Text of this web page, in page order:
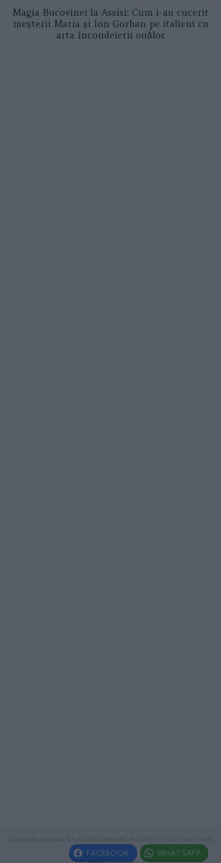
Magia Bucovinei la Assisi: Cum i-au cucerit
meșterii Maria și Ion Gorban pe italieni cu
arta încondeierii ouălor
riservati.
FACEBOOK WHATSAPP